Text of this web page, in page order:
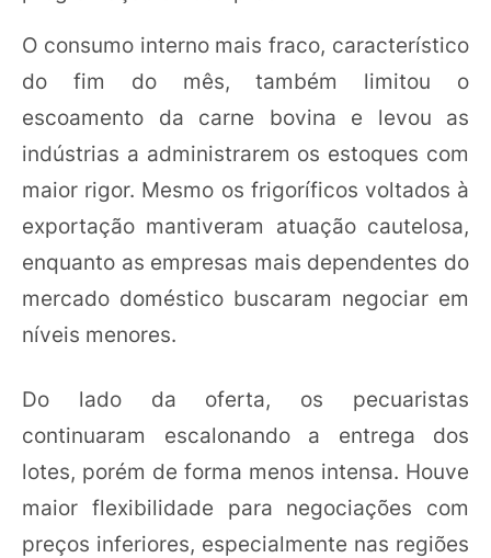
O consumo interno mais fraco, característico
do fim do mês, também limitou o
escoamento da carne bovina e levou as
indústrias a administrarem os estoques com
maior rigor. Mesmo os frigoríficos voltados à
exportação mantiveram atuação cautelosa,
enquanto as empresas mais dependentes do
mercado doméstico buscaram negociar em
níveis menores.
Do lado da oferta, os pecuaristas
continuaram escalonando a entrega dos
lotes, porém de forma menos intensa. Houve
maior flexibilidade para negociações com
preços inferiores, especialmente nas regiões